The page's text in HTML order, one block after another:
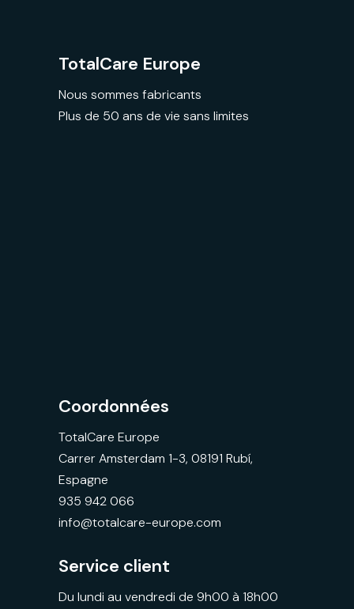
TotalCare Europe
Nous sommes fabricants
Plus de 50 ans de vie sans limites
Coordonnées
TotalCare Europe
Carrer Amsterdam 1-3, 08191 Rubí,
Espagne
935 942 066
info@totalcare-europe.com
Service client
Du lundi au vendredi de 9h00 à 18h00